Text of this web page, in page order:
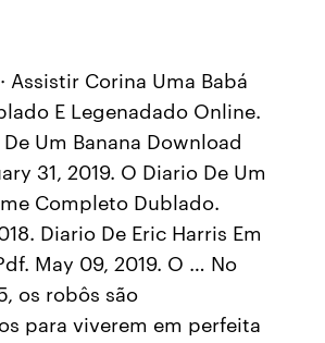
Assistir Corina Uma Babá
E Legenadado Online.
Um Banana Download
31, 2019. O Diario De Um
Completo Dublado.
Diario De Eric Harris Em
May 09, 2019. O … No
os robôs são
para viverem em perfeita